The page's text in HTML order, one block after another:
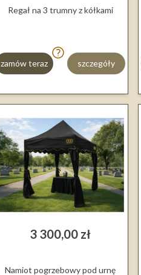
Regał na 3 trumny z kółkami
zamów teraz szczegóły
3 300,00 zł
Namiot pogrzebowy pod urnę